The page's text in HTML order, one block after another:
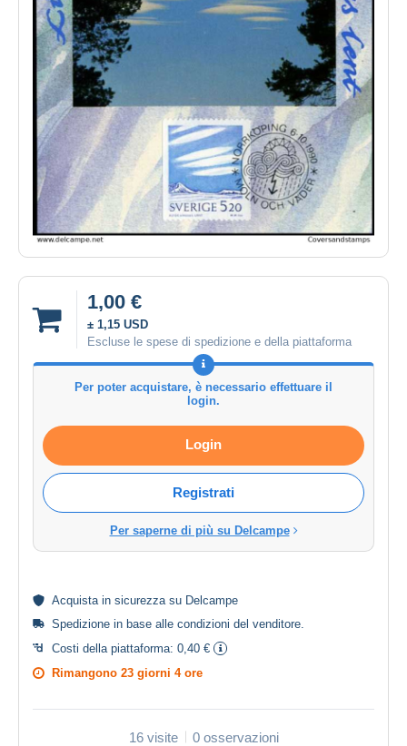
1,00 €
± 1,15 USD
Escluse le spese di spedizione e della piattaforma
Per poter acquistare, è necessario effettuare il
login.
Login
Registrati
Per saperne di più su Delcampe
Acquista in sicurezza su Delcampe
Spedizione in base alle condizioni del venditore
Costi della piattaforma: 0,40 €
Rimangono 23 giorni 4 ore
16 visite 0 osservazioni